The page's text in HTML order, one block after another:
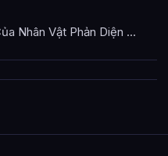
Nhân Vật Phản Diện ...